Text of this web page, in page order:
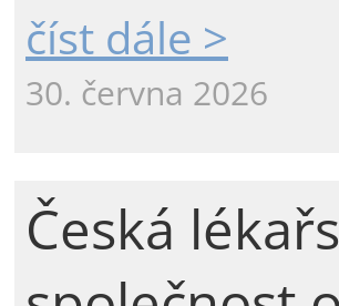
číst dále >
30. června 2026
Česká